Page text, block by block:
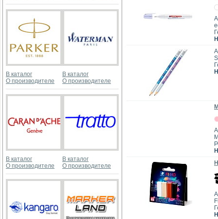
В каталог
О производителе
В каталог
О производителе
В каталог
О производителе
В каталог
О производителе